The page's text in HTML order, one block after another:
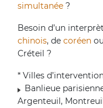
simultanée ?
Besoin d’un
chinois, de coréen
Créteil ?
* Villes
Banlieue
Argenteuil,